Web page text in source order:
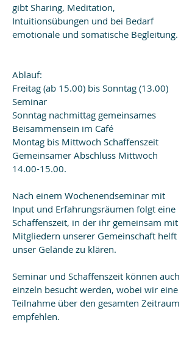
gibt Sharing, Meditation,
Intuitionsübungen und bei Bedarf
emotionale und somatische Begleitung.
Ablauf:
Freitag (ab 15.00) bis Sonntag (13.00)
Seminar
Sonntag nachmittag gemeinsames
Beisammensein im Café
Montag bis Mittwoch Schaffenszeit
Gemeinsamer Abschluss Mittwoch
14.00-15.00.
Nach einem Wochenendseminar mit
Input und Erfahrungsräumen folgt eine
Schaffenszeit, in der ihr gemeinsam mit
Mitgliedern unserer Gemeinschaft helft
unser Gelände zu klären.
Seminar und Schaffenszeit können auch
einzeln besucht werden, wobei wir eine
Teilnahme über den gesamten Zeitraum
empfehlen.